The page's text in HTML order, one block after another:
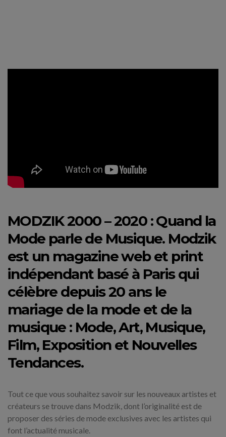
MODZIK 2000 – 2020 : Quand la
Mode parle de Musique. Modzik
est un magazine web et print
indépendant basé à Paris qui
célèbre depuis 20 ans le
mariage de la mode et de la
musique : Mode, Art, Musique,
Film, Exposition et Nouvelles
Tendances.
Tout ce que vous souhaitez savoir sur les nouveaux artistes et
créateurs se trouve dans Modzik, dont l’originalité est de
proposer des séries de mode exclusives avec les artistes qui
font l’actualité musicale.